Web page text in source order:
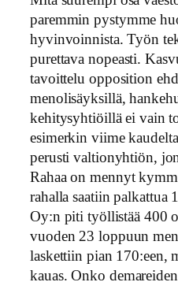
paremmin pystymme
hyvinvoinnista. Työn
purettava nopeasti.
tavoittelu opposition
menolisäyksillä,
kehitysyhtiöillä ei vain
esimerkin viime
perusti valtionyhtiön,
Rahaa on mennyt
rahalla saatiin palkattua
Oy:n piti työllistää 400
vuoden 23 loppuun
laskettiin pian 170:een,
kauas. Onko